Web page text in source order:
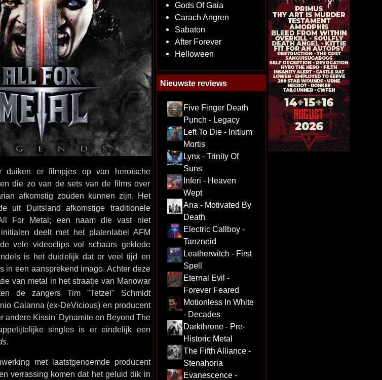
er filmpjes op van heroïsche
die zo van de sets van de films over
afkomstig zouden kunnen zijn. Het
uit Duitsland afkomstige traditionele
For Metal; een naam die vast niet
deelt met het platenlabel AFM
vele videoclips vol schaars geklede
is het duidelijk dat er veel tijd en
in een aansprekend imago. Achter deze
van metal in het straatje van Manowar
de zangers Tim "Tetzel" Schmidt
Calanna (ex-DeVicious) en producent
andere Kissin' Dynamite en Beyond The
singles is er eindelijk een
.
met laatstgenoemde producent
verrassing komen dat het geluid dik in
Gods Of Gaia
Carach Angren
Sabaton
After Forever
Helloween
Nieuwste reviews
Five Finger Death
Punch - Legacy
Left To Die - Initium
Mortis
Lynx - Trinity Of
Suns
Inferi - Heaven
Wept
Ana - Motivated By
Death
Electric Callboy -
Tanzneid
Leatherwitch - First
Spell
Eternal Evil -
Forever Feared
Motionless In White
- Decades
Darkthrone - Pre-
Historic Metal
The Fifth Alliance -
Stenahoria
Evanescence -